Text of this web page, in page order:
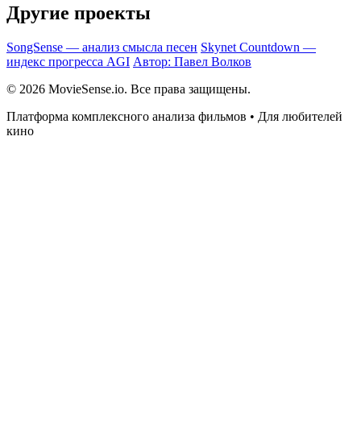
Другие проекты
SongSense — анализ смысла песен Skynet Countdown —
индекс прогресса AGI Автор: Павел Волков
© 2026 MovieSense.io. Все права защищены.
Платформа комплексного анализа фильмов • Для любителей
кино